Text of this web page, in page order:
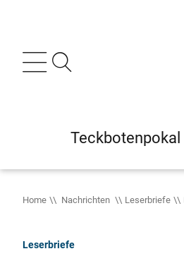
Teckbotenpokal
Home Nachrichten Leserbriefe
Leserbriefe